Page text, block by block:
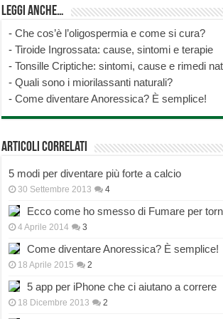
Leggi anche…
-Che cos’è l’oligospermia e come si cura?
-Tiroide Ingrossata: cause, sintomi e terapie
-Tonsille Criptiche: sintomi, cause e rimedi
-Quali sono i miorilassanti naturali?
-Come diventare Anoressica? È semplice!
Articoli correlati
5 modi per diventare più forte a calcio
30 Settembre 2013 4
Ecco come ho smesso di Fumare per
4 Aprile 2014 3
Come diventare Anoressica? È semplice!
18 Aprile 2015 2
5 app per iPhone che ci aiutano a correre
18 Dicembre 2013 2